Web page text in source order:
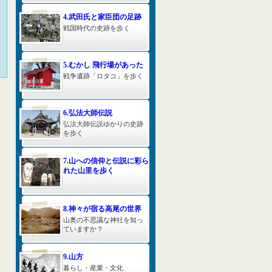
4.武田氏と家臣団の足跡
戦国時代の史跡を歩く
5.むかし 飛行場があった
戦争遺跡「ロタコ」を歩く
6.弘法大師伝説
弘法大師伝説ゆかりの史跡
を歩く
7.山への信仰と伝説に彩ら
れた山里を歩く
8.神々が宿る高尾の世界
山奥の不思議な神社を知っ
ていますか？
9.山方
暮らし・産業・文化